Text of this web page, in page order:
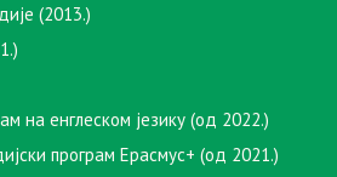
(2013.)
на енглеском језику (од 2022.)
програм Ерасмус+ (од 2021.)